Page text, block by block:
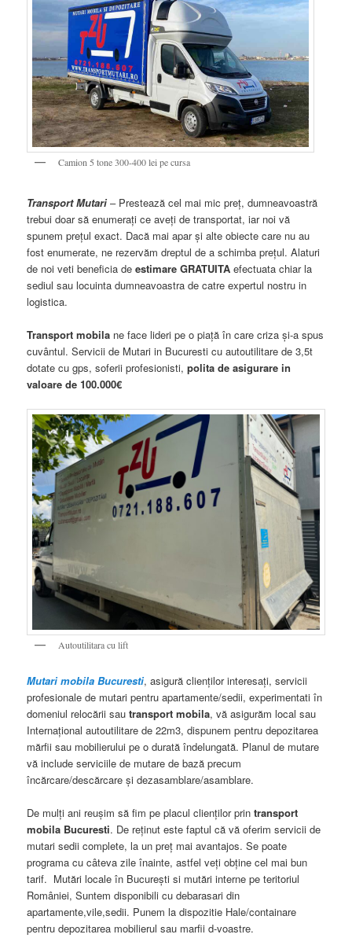
Camion 5 tone 300-400 lei pe cursa
Transport Mutari – Prestează cel mai mic preţ, dumneavoastră
trebui doar să enumeraţi ce aveţi de transportat, iar noi vă
spunem preţul exact. Dacă mai apar şi alte obiecte care nu au
fost enumerate, ne rezervăm dreptul de a schimba preţul. Alaturi
de noi veti beneficia deestimare GRATUITA efectuata chiar la
sediul sau locuinta dumneavoastra de catre expertul nostru in
logistica.
Transport mobila ne face lideri pe o piaţă în care criza şi-a spus
cuvântul. Servicii de Mutari in Bucuresti cu autoutilitare de 3,5t
dotate cu gps, soferii profesionisti,polita de asigurare in
valoare de 100.000€
Autoutilitara cu lift
Mutari mobila Bucuresti, asigură clienţilor interesaţi, servicii
profesionale de mutari pentru apartamente/sedii, experimentati în
domeniul relocării sautransport mobila, vă asigurăm local sau
Internaţional autoutilitare de 22m3, dispunem pentru depozitarea
mărfii sau mobilierului pe o durată îndelungată. Planul de mutare
vă include serviciile de mutare de bază precum
încărcare/descărcare şi dezasamblare/asamblare.
De mulţi ani reuşim să fim pe placul clienţilor printransport
mobila Bucuresti. De reţinut este faptul că vă oferim servicii de
mutari sedii complete, la un preţ mai avantajos. Se poate
programa cu câteva zile înainte, astfel veţi obţine cel mai bun
tarif. Mutări locale în Bucureşti si mutări interne pe teritoriul
României, Suntem disponibili cu debarasari din
apartamente,vile,sedii. Punem la dispozitie Hale/containare
pentru depozitarea mobilierul sau marfii d-voastre.